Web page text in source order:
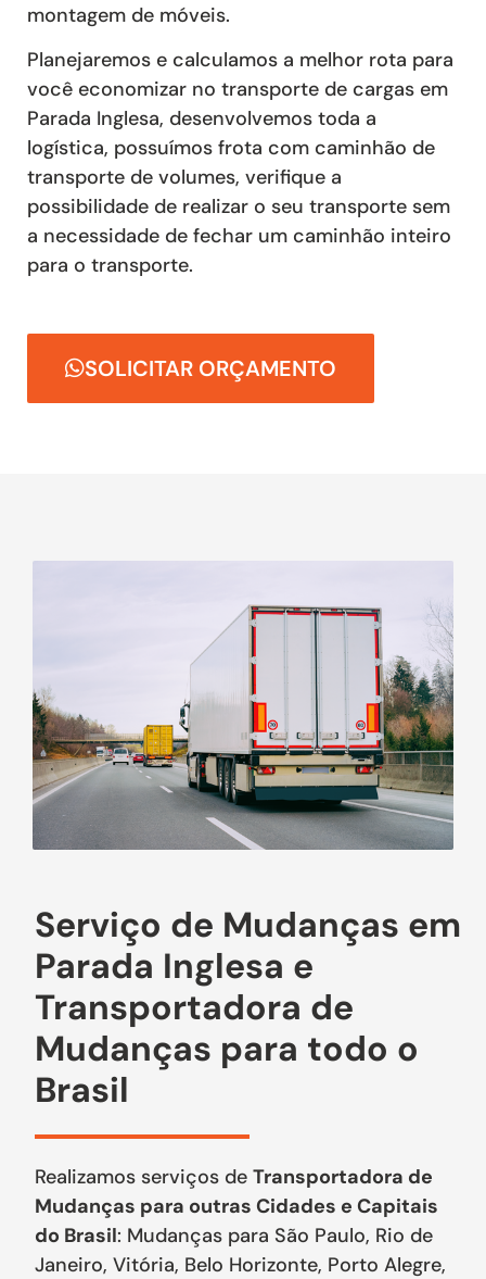
montagem de móveis.
Planejaremos e calculamos a melhor rota para
você economizar no transporte de cargas em
Parada Inglesa, desenvolvemos toda a
logística, possuímos frota com caminhão de
transporte de volumes, verifique a
possibilidade de realizar o seu transporte sem
a necessidade de fechar um caminhão inteiro
para o transporte.
SOLICITAR ORÇAMENTO
Serviço de Mudanças em
Parada Inglesa e
Transportadora de
Mudanças para todo o
Brasil
Realizamos serviços de Transportadora de
Mudanças para outras Cidades e Capitais
do Brasil: Mudanças para São Paulo, Rio de
Janeiro, Vitória, Belo Horizonte, Porto Alegre,